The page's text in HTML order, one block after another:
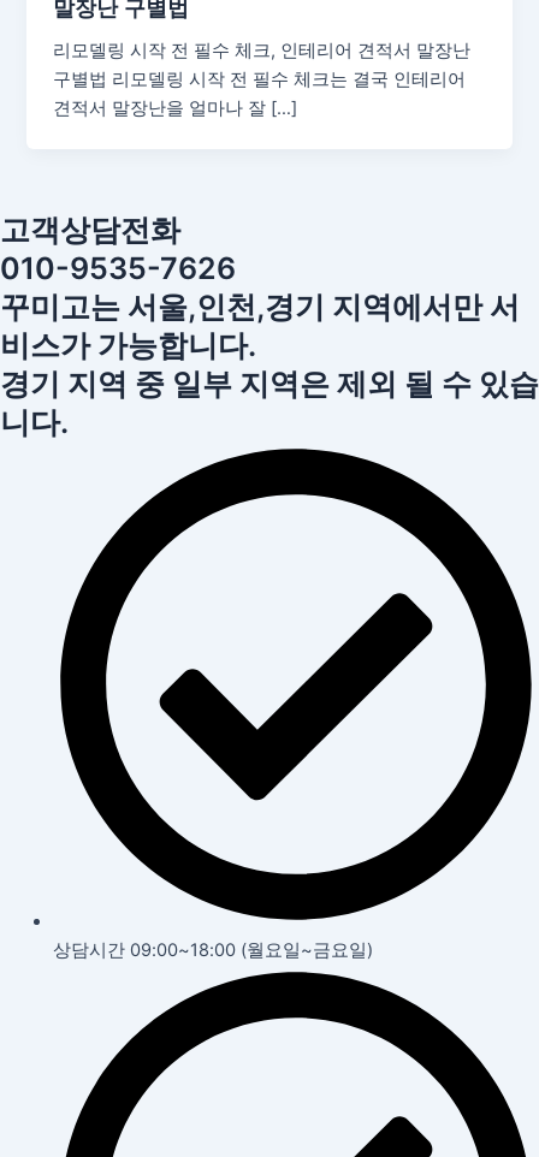
말장난 구별법
리모델링 시작 전 필수 체크, 인테리어 견적서 말장난
구별법 리모델링 시작 전 필수 체크는 결국 인테리어
견적서 말장난을 얼마나 잘 […]
고객상담전화
010-9535-7626
꾸미고는 서울,인천,경기 지역에서만 서
비스가 가능합니다.
경기 지역 중 일부 지역은 제외 될 수 있습
니다.
상담시간 09:00~18:00 (월요일~금요일)